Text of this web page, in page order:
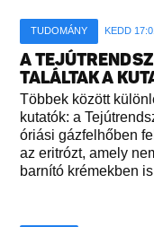
TUDOMÁNY KEDD
A
TALÁLTAK A
Többek között
kutatók: a
óriási gázfelhőben
az eritrózt, amely
barnító krémekben